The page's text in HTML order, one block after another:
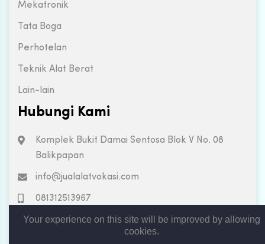
Mekatronik
Tata Boga
Perhotelan
Teknik Alat Berat
Lain-lain
Hubungi Kami
Komplek Bukit Damai Sentosa Blok V No. 08
Balikpapan
info@jualalatvokasi.com
081312513967
Your experience on this site will be improved by allowing
cookies.